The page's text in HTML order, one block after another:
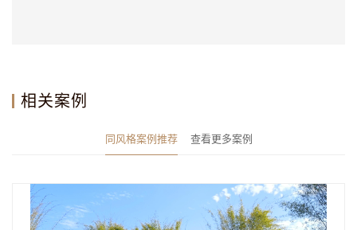
相关案例
同风格案例推荐 查看更多案例